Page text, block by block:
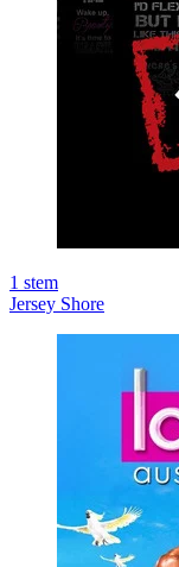
1 stem
Jersey Shore